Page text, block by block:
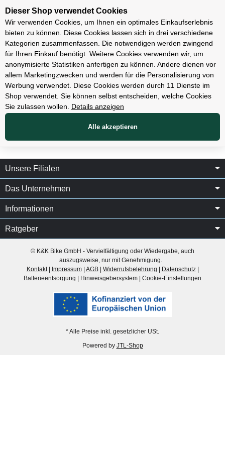
Unsere Filialen
Fahrräder
Zeitfahr und Triathlon
Unsere Filialen
Das Unternehmen
Informationen
Ratgeber
© K&K Bike GmbH - Vervielfältigung oder Wiedergabe, auch
auszugsweise, nur mit Genehmigung.
Kontakt| Impressum| AGB| Widerrufsbelehrung | Datenschutz|
Batterieentsorgung | Hinweisgebersystem | Cookie-Einstellungen
* Alle Preise inkl. gesetzlicher USt.
Powered by JTL-Shop
Dieser Shop verwendet Cookies
Wir verwenden Cookies, um Ihnen ein optimales Einkaufserlebnis
bieten zu können. Diese Cookies lassen sich in drei verschiedene
Kategorien zusammenfassen. Die notwendigen werden zwingend
für Ihren Einkauf benötigt. Weitere Cookies verwenden wir, um
anonymisierte Statistiken anfertigen zu können. Andere dienen vor
allem Marketingzwecken und werden für die Personalisierung von
Werbung verwendet. Diese Cookies werden durch 11 Dienste im
Shop verwendet. Sie können selbst entscheiden, welche Cookies
Sie zulassen wollen.
Details anzeigen
Alle akzeptieren